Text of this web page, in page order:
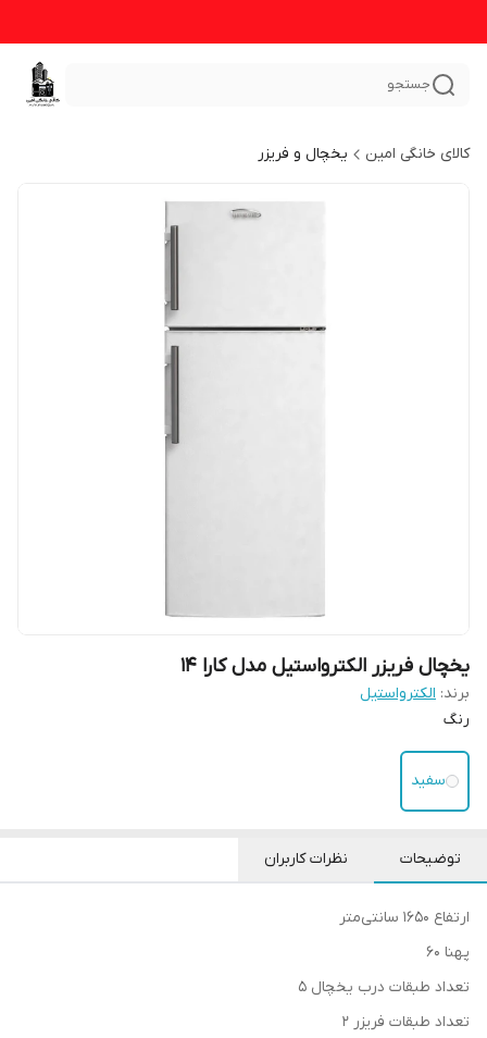
جستجو
کالای خانگی امین یخچال و فریزر
یخچال فریزر الکترواستیل مدل کارا 14
برند: الکترواستیل
رنگ
سفید
توضیحات نظرات کاربران
ارتفاع 1650 سانتی‌متر
پهنا 60
تعداد طبقات درب یخچال 5
تعداد طبقات فریزر 2